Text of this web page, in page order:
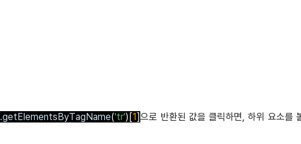
.getElementsByTagName('tr')[1]으로 반환된 값을 클릭하면, 하위 요소를